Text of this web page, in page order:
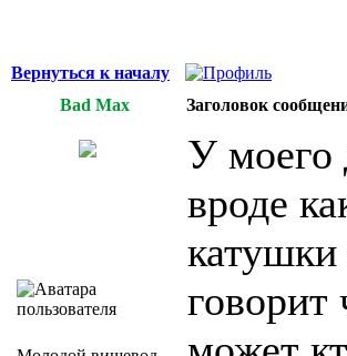
Вернуться к началу
Bad Max
Заголовок
У моего
вроде
катушки
говорит